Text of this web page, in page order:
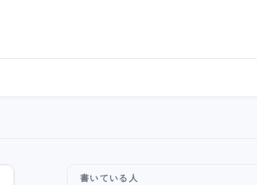
書いている人